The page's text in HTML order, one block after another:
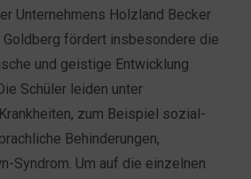
Unternehmens Holzland Becker
Goldberg fördert insbesondere die
und geistige Entwicklung
Schüler leiden unter
zum Beispiel sozial-
Behinderungen,
Syndrom. Um auf die einzelnen